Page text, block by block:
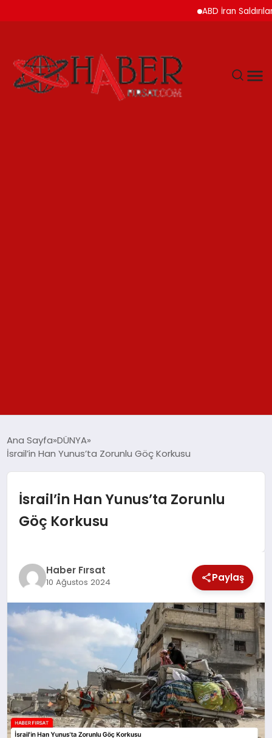
ABD İran
YAŞAM
TEKNOLOJİ
EKONOMİ
MAGAZİN
Ana Sayfa DÜNYA
İsrail’in Han Yunus’ta Zorunlu Göç Korkusu
İsrail’in Han Yunus’ta Zorunlu
Göç Korkusu
Haber Fırsat
10 Ağustos 2024 Paylaş